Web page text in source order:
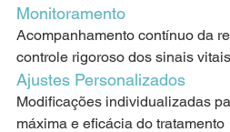
Monitoramento
Acompanhamento contínuo da
controle rigoroso dos sinais vitais
Ajustes Personalizados
Modificações individualizadas
máxima e eficácia do tratamento